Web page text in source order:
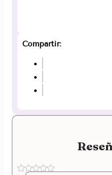
Compartir: